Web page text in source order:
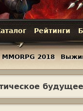
Рейтинги
MMORPG 2018